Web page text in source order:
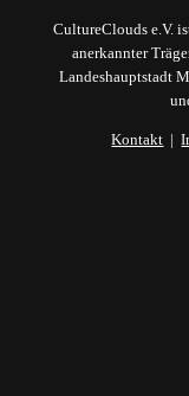
CultureClouds e.V.
anerkannter
Landeshauptstadt
Kontakt |